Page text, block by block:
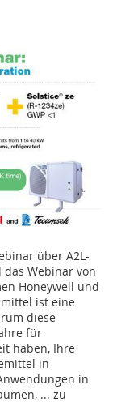
über A2L-
Webinar von
Honeywell und
ist eine
diese
für
haben, Ihre
in
in
... zu